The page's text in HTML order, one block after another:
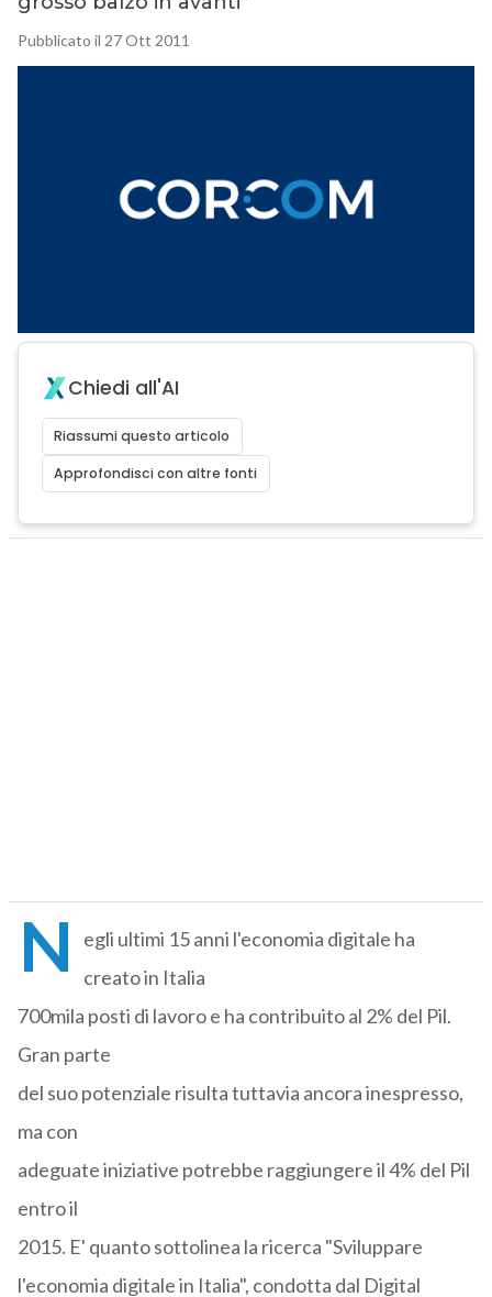
Pubblicato il 27 Ott 2011
Chiedi all'AI
Riassumi questo articolo
Approfondisci con altre fonti
N
egli ultimi 15 anni l'economia digitale ha
creato in Italia
700mila posti di lavoro e ha contribuito al 2% del Pil.
Gran parte
del suo potenziale risulta tuttavia ancora inespresso,
ma con
adeguate iniziative potrebbe raggiungere il 4% del Pil
entro il
2015. E' quanto sottolinea la ricerca "Sviluppare
l'economia digitale in Italia", condotta dal Digital